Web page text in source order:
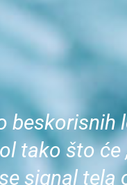
beskorisnih
tako što će
signal